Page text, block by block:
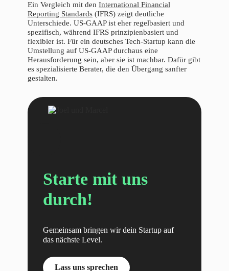
Ein Vergleich mit den International Financial
Reporting Standards (IFRS) zeigt deutliche
Unterschiede. US-GAAP ist eher regelbasiert und
spezifisch, während IFRS prinzipienbasiert und
flexibler ist. Für ein deutsches Tech-Startup kann die
Umstellung auf US-GAAP durchaus eine
Herausforderung sein, aber sie ist machbar. Dafür gibt
es spezialisierte Berater, die den Übergang sanfter
gestalten.
Starte mit uns
durch!
Gemeinsam bringen wir dein Startup auf
das nächste Level.
Lass uns sprechen